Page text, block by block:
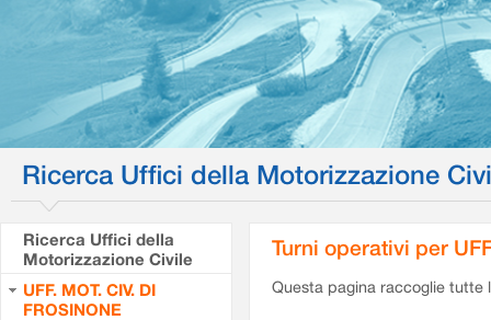
Ricerca Uffici della Motorizzazione
Ricerca Uffici della
Motorizzazione Civile
UFF. MOT. CIV. DI
FROSINONE
Turni operativi per
Questa pagina raccoglie tutte